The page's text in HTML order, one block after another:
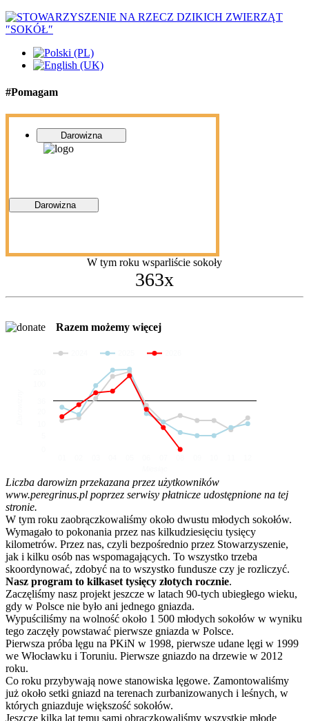
#Pomagam
Darowizna
Darowizna
W tym roku wsparliście sokoły
363x
Razem możemy więcej
Liczba darowizn przekazana przez użytkowników
www.peregrinus.pl poprzez serwisy płatnicze udostępnione na tej
stronie.
W tym roku zaobrączkowaliśmy około dwustu młodych sokołów.
Wymagało to pokonania przez nas kilkudziesięciu tysięcy
kilometrów. Przez nas, czyli bezpośrednio przez Stowarzyszenie,
jak i kilku osób nas wspomagających. To wszystko trzeba
skoordynować, zdobyć na to wszystko fundusze czy je rozliczyć.
Nasz program to kilkaset tysięcy złotych rocznie.
Zaczęliśmy nasz projekt jeszcze w latach 90-tych ubiegłego wieku,
gdy w Polsce nie było ani jednego gniazda.
Wypuściliśmy na wolność około 1 500 młodych sokołów w wyniku
tego zaczęły powstawać pierwsze gniazda w Polsce.
Pierwsza próba lęgu na PKiN w 1998, pierwsze udane lęgi w 1999
we Włocławku i Toruniu. Pierwsze gniazdo na drzewie w 2012
roku.
Co roku przybywają nowe stanowiska lęgowe. Zamontowaliśmy
już około setki gniazd na terenach zurbanizowanych i leśnych, w
których gniazduje większość sokołów.
Jeszcze kilka lat temu sami obrączkowaliśmy wszystkie młode